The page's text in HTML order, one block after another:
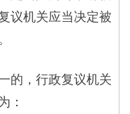
议机关应当决定被
，行政复议机关
：